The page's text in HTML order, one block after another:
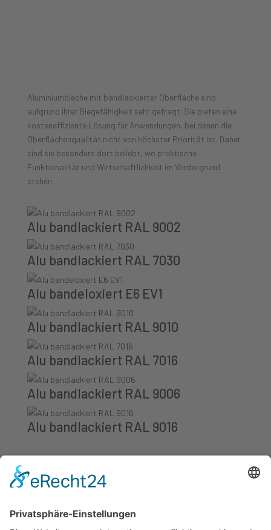
Aluminiumbleche mit bandlackierter Oberfläche sind
aufgrund ihrer Biegefähigkeit sehr gefragt. Sie bieten eine
kosteneffiziente Lösung für Anwendungen, bei denen die
Oberflächenqualität nicht von höchster Priorität ist. Daher
sind sie besonders dort beliebt, wo praktische
Funktionalität und Wirtschaftlichkeit im Vordergrund
stehen.
Alu bandlackiert RAL 9002
Alu bandlackiert RAL 7030
Alu bandeloxiert E6 EV1
Alu bandlackiert RAL 9010
Alu bandlackiert RAL 7016
Alu bandlackiert RAL 9006
Alu bandlackiert RAL 9016